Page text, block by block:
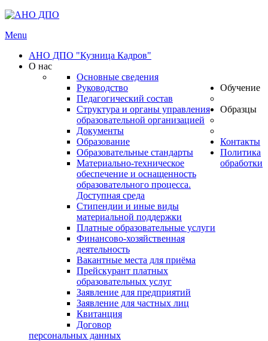
Menu
АНО ДПО "Кузница Кадров"
О нас
Основные сведения
Руководство
Педагогический состав
Структура и органы управления
образовательной организацией
Документы
Образование
Образовательные стандарты
Материально-техническое
обеспечение и оснащенность
образовательного процесса.
Доступная среда
Стипендии и иные виды
материальной поддержки
Платные образовательные услуги
Финансово-хозяйственная
деятельность
Вакантные места для приёма
Обучение
Прейскурант платных
образовательных услуг
Образцы
Заявление для предприятий
Заявление для частных лиц
Квитанция
Договор
Контакты
Политика
обработки
персональных данных